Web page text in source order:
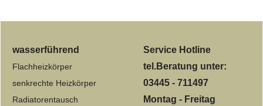
Service Hotline
tel.Beratung unter:
03445 - 711497
Montag - Freitag
wasserführend
Flachheizkörper
senkrechte Heizkörper
Radiatorentausch